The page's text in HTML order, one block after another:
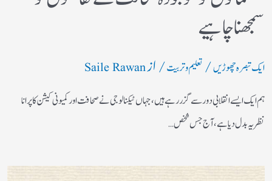
سمجھنا چاہیے
ایک تبصرہ چھوڑیں/ تعلیم و تربیت/ ازSaile Rawan
ہم ایک ایسے انقلابی دور سے گزر رہے ہیں، جہاں ٹیکنالوجی نے صحافت اور کمیونی کیشن کا پرانا
نظریہ بدل دیا ہے، آج جس شخص…